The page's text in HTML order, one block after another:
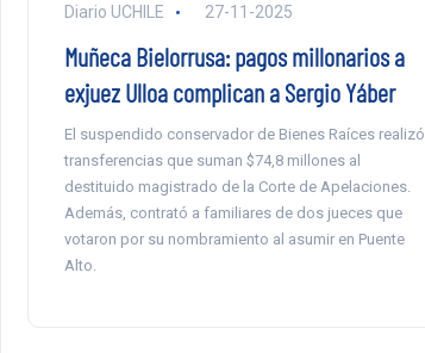
Diario UCHILE 27-11-2025
Muñeca Bielorrusa: pagos millonarios a
exjuez Ulloa complican a Sergio Yáber
El suspendido conservador de Bienes Raíces realizó
transferencias que suman $74,8 millones al
destituido magistrado de la Corte de Apelaciones.
Además, contrató a familiares de dos jueces que
votaron por su nombramiento al asumir en Puente
Alto.